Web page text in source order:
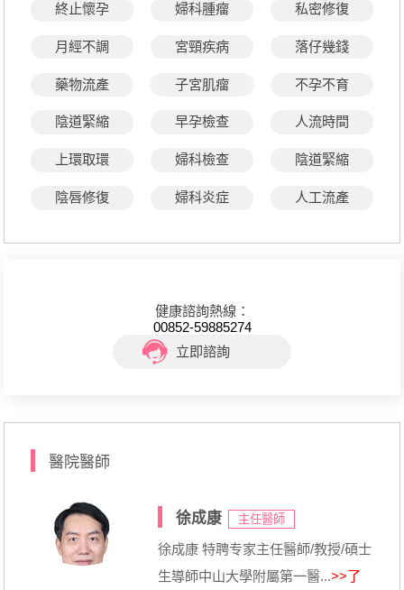
終止懷孕 婦科腫瘤 私密修復
月經不調 宮頸疾病 落仔幾錢
藥物流產 子宮肌瘤 不孕不育
陰道緊縮 早孕檢查 人流時間
上環取環 婦科檢查 陰道緊縮
陰唇修復 婦科炎症 人工流產
健康諮詢熱線：
00852-59885274
立即諮詢
醫院醫師
徐成康 主任醫師
徐成康 特聘专家主任醫師/教授/碩士
生導師中山大學附屬第一醫...>>了